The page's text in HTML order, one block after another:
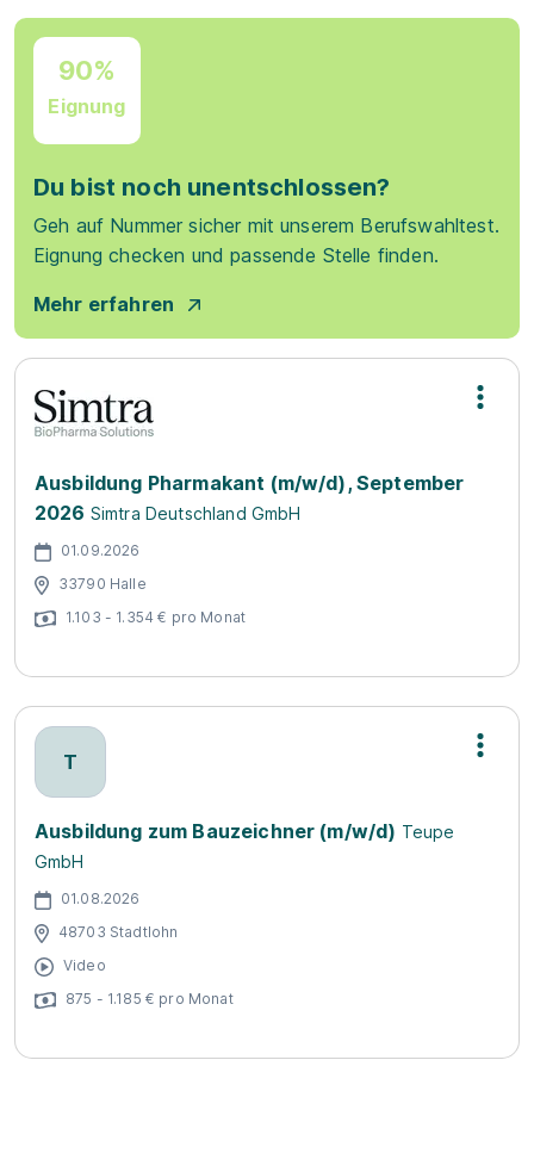
90%
Eignung
Du bist noch unentschlossen?
Geh auf Nummer sicher mit unserem Berufswahltest.
Eignung checken und passende Stelle finden.
Mehr erfahren
Ausbildung Pharmakant (m/w/d), September
2026 Simtra Deutschland GmbH
01.09.2026
33790 Halle
1.103 - 1.354 € pro Monat
T
Ausbildung zum Bauzeichner (m/w/d) Teupe
GmbH
01.08.2026
48703 Stadtlohn
Video
875 - 1.185 € pro Monat